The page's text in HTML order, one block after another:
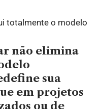
totalmente o modelo
não elimina
sua
em projetos
ou de